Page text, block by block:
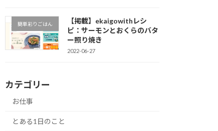
簡単彩りごはん
【掲載】ekaigowithレシ
ピ：サーモンとおくらのバタ
ー照り焼き
2022-06-27
カテゴリー
お仕事
とある1日のこと